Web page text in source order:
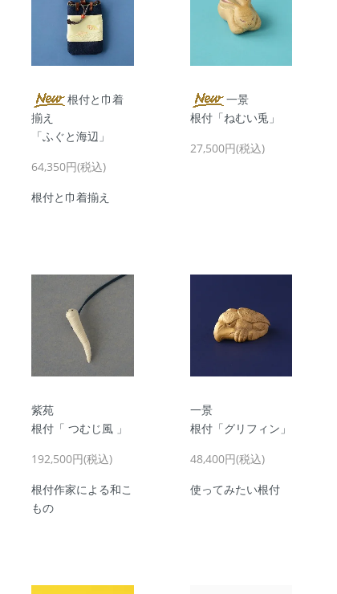
根付と巾着
揃え
「ふぐと海辺」
64,350円(税込)
根付と巾着揃え
一景
根付「ねむい兎」
27,500円(税込)
紫苑
根付「 つむじ風 」
192,500円(税込)
根付作家による和こ
もの
一景
根付「グリフィン」
48,400円(税込)
使ってみたい根付